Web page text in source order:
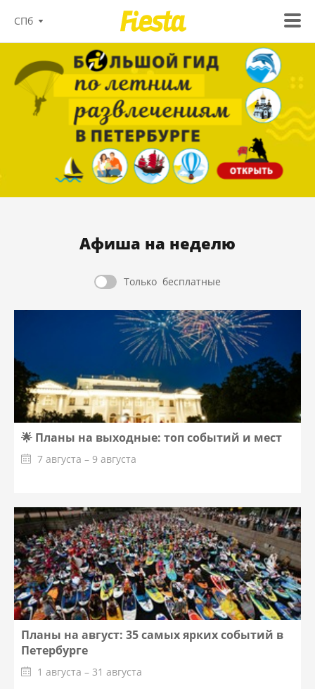
СПб
Афиша на неделю
Только бесплатные
🌟 Планы на выходные: топ событий и мест
7 августа – 9 августа
Планы на август: 35 самых ярких событий в
Петербурге
1 августа – 31 августа